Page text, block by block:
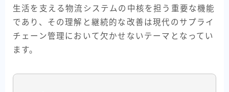
生活を支える物流システムの中核を担う重要な機能
であり、その理解と継続的な改善は現代のサプライ
チェーン管理において欠かせないテーマとなってい
ます。